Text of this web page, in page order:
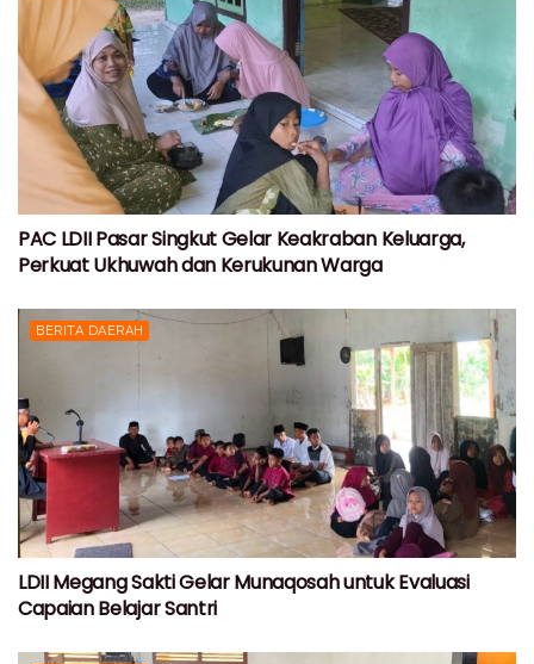
PAC LDII Pasar Singkut Gelar Keakraban Keluarga,
Perkuat Ukhuwah dan Kerukunan Warga
BERITA DAERAH
LDII Megang Sakti Gelar Munaqosah untuk Evaluasi
Capaian Belajar Santri